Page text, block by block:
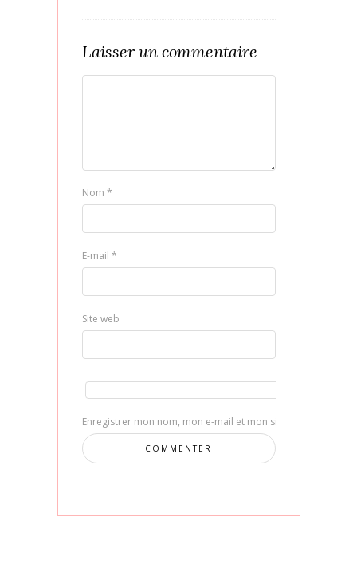
Laisser un commentaire
Nom *
E-mail *
Site web
Enregistrer mon nom, mon e-mail et mon site dans le